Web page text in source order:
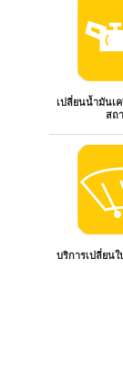
เปลี่ยนน้ำมันเ
สถ
บริการเปลี่ยน